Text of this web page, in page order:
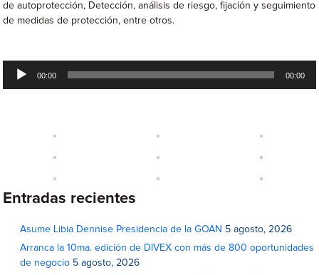
de autoprotección, Detección, análisis de riesgo, fijación y seguimiento
de medidas de protección, entre otros.
Reproductor
00:00 00:00
Entradas recientes
Asume Libia Dennise Presidencia de la GOAN 5 agosto, 2026
Arranca la 10ma. edición de DIVEX con más de 800 oportunidades
de negocio 5 agosto, 2026